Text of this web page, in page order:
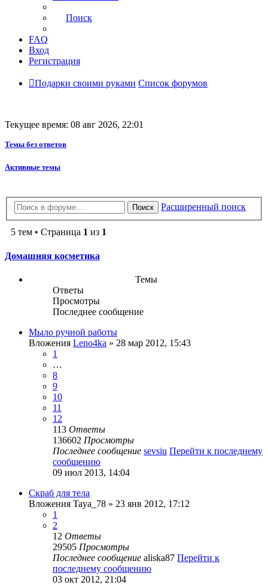
Поиск
FAQ
Вход
Регистрация
Подарки своими руками Список форумов
Текущее время: 08 авг 2026, 22:01
Темы без ответов
Активные темы
Поиск Расширенный поиск
5 тем • Страница 1 из 1
Домашняя косметика
Темы
Ответы
Просмотры
Последнее сообщение
Мыло ручной работы
Вложения Leno4ka » 28 мар 2012, 15:43
1
…
8
9
10
11
12
113 Ответы
136602 Просмотры
Последнее сообщение sevsiu Перейти к последнему
сообщению
09 июл 2013, 14:04
Скраб для тела
Вложения Taya_78 » 23 янв 2012, 17:12
1
2
12 Ответы
29505 Просмотры
Последнее сообщение aliska87 Перейти к
последнему сообщению
03 окт 2012, 21:04